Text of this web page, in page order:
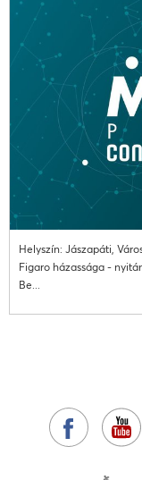
Helyszín: Jászapáti,
Figaro házassága -
Be...